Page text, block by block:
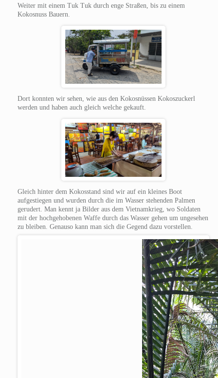
Weiter mit einem Tuk Tuk durch enge Straßen, bis zu einem
Kokosnuss Bauern.
Dort konnten wir sehen, wie aus den Kokosnüssen Kokoszuckerl
werden und haben auch gleich welche gekauft.
Gleich hinter dem Kokosstand sind wir auf ein kleines Boot
aufgestiegen und wurden durch die im Wasser stehenden Palmen
gerudert. Man kennt ja Bilder aus dem Vietnamkrieg, wo Soldaten
mit der hochgehobenen Waffe durch das Wasser gehen um ungesehen
zu bleiben. Genauso kann man sich die Gegend dazu vorstellen.